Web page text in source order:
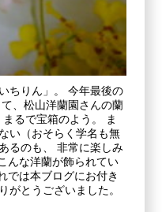
ちりん」。 今年最後の
、松山洋蘭園さんの蘭
るで宝箱のよう。 ま
い（おそらく学名も無
るのも、 非常に楽しみ
んな洋蘭が飾られてい
では本ブログにお付き
がとうございました。